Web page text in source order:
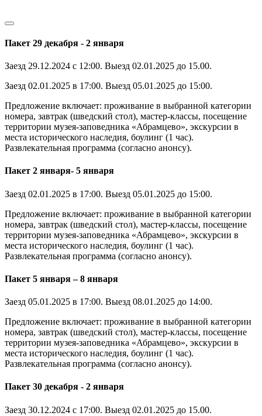
Пакет 29 декабря - 2 января
Заезд 29.12.2024 с 12:00. Выезд 02.01.2025 до 15.00.
Заезд 02.01.2025 в 17:00. Выезд 05.01.2025 до 15:00.
Предложение включает: проживание в выбранной категории
номера, завтрак (шведский стол), мастер-классы, посещение
территории музея-заповедника «Абрамцево», экскурсии в
места исторического наследия, боулинг (1 час).
Развлекательная программа (согласно анонсу).
Пакет 2 января- 5 января
Заезд 02.01.2025 в 17:00. Выезд 05.01.2025 до 15:00.
Предложение включает: проживание в выбранной категории
номера, завтрак (шведский стол), мастер-классы, посещение
территории музея-заповедника «Абрамцево», экскурсии в
места исторического наследия, боулинг (1 час).
Развлекательная программа (согласно анонсу).
Пакет 5 января – 8 января
Заезд 05.01.2025 в 17:00. Выезд 08.01.2025 до 14:00.
Предложение включает: проживание в выбранной категории
номера, завтрак (шведский стол), мастер-классы, посещение
территории музея-заповедника «Абрамцево», экскурсии в
места исторического наследия, боулинг (1 час).
Развлекательная программа (согласно анонсу).
Пакет 30 декабря - 2 января
Заезд 30.12.2024 с 17:00. Выезд 02.01.2025 до 15.00.